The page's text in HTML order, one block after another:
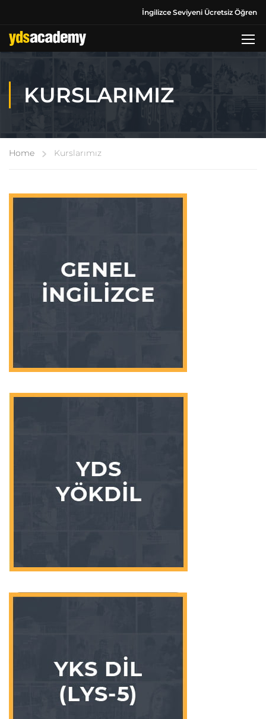
İngilizce Seviyeni Ücretsiz Öğren
KURSLARIMIZ
Home Kurslarımız